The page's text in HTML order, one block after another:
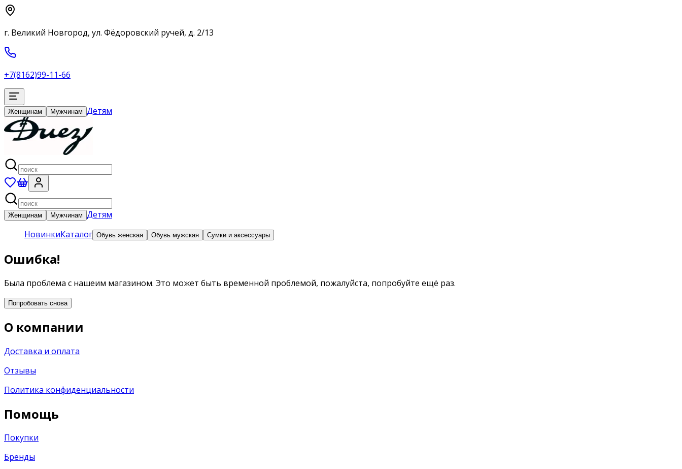
г. Великий Новгород, ул. Фёдоровский ручей, д. 2/13
+7(8162)99-11-66
Женщинам Мужчинам Детям
Женщинам Мужчинам Детям
НовинкиКаталог Обувь женская Обувь мужская Сумки и аксессуары
Ошибка!
Была проблема с нашеим магазином. Это может быть временной проблемой, пожалуйста, попробуйте ещё раз.
Попробовать снова
О компании
Доставка и оплата
Отзывы
Политика конфиденциальности
Помощь
Покупки
Бренды